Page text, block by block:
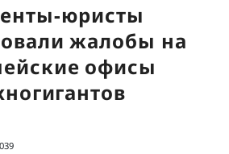
юристы
жалобы на
офисы